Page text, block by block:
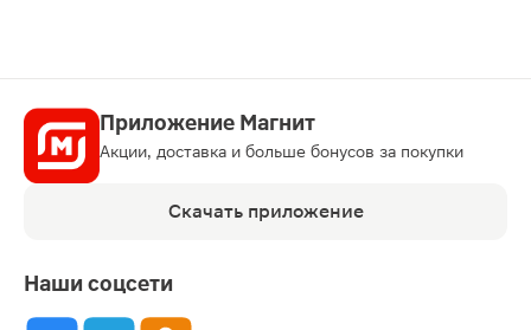
Приложение Магнит
Акции, доставка и больше бонусов за покупки
Скачать приложение
Наши соцсети